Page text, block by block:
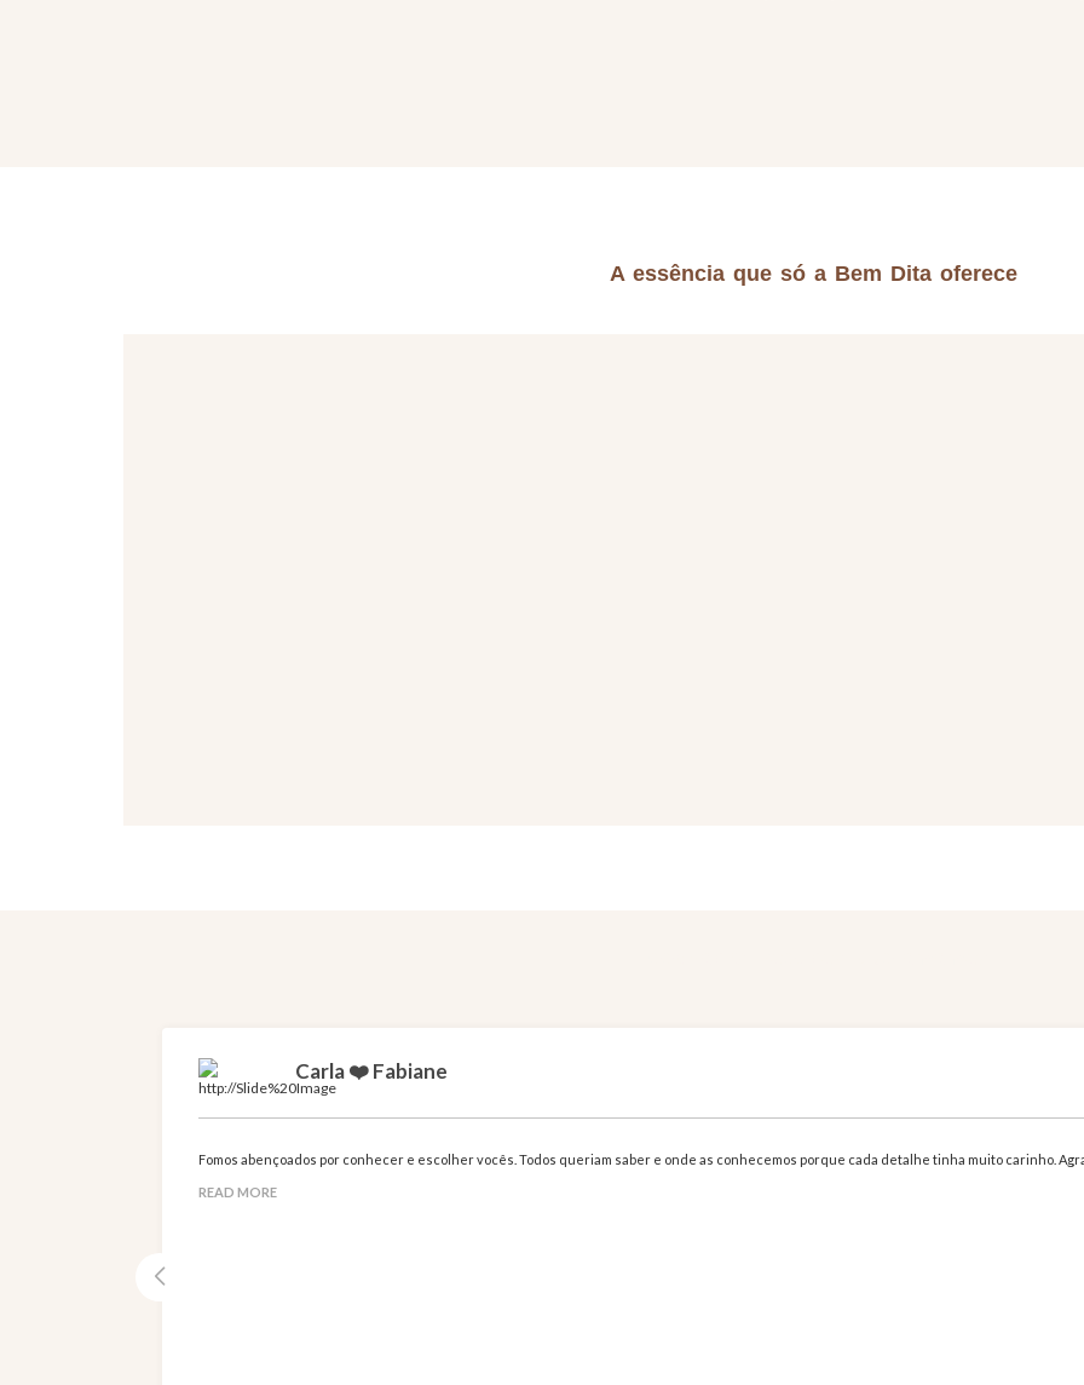
A essência que só a Bem Dita oferece
Carla ❤️ Fabiane
Fomos abençoados por conhecer e escolher vocês. Todos queriam saber e onde as conhecemos porque cada detalhe tinha muito carinho.
READ MORE